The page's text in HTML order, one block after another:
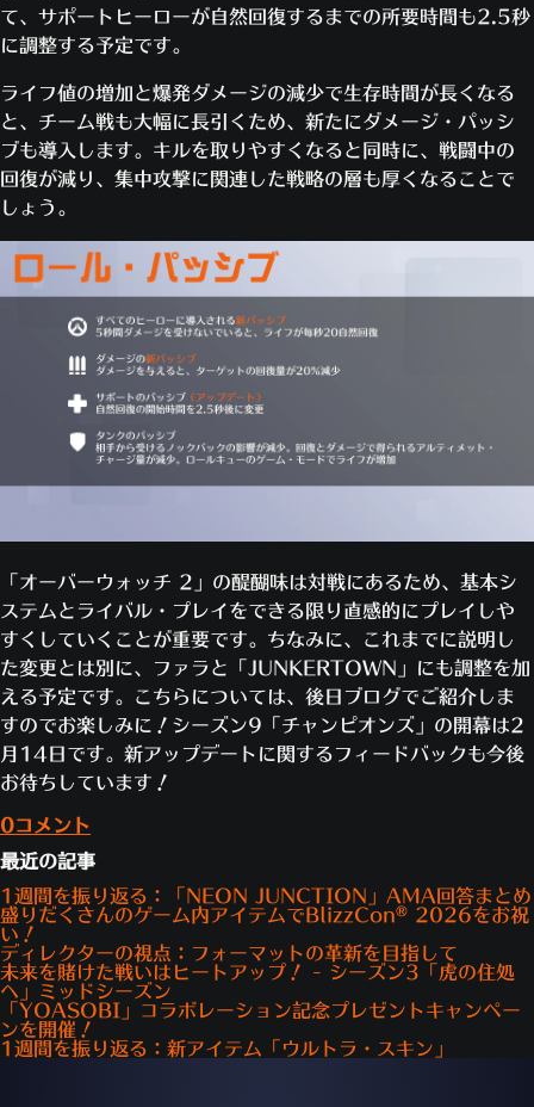
て、サポートヒーローが自然回復するまでの所要時間も2.5秒
に調整する予定です。
ライフ値の増加と爆発ダメージの減少で生存時間が長くなる
と、チーム戦も大幅に長引くため、新たにダメージ・パッシ
ブも導入します。キルを取りやすくなると同時に、戦闘中の
回復が減り、集中攻撃に関連した戦略の層も厚くなることで
しょう。
「オーバーウォッチ 2」の醍醐味は対戦にあるため、基本シ
ステムとライバル・プレイをできる限り直感的にプレイしや
すくしていくことが重要です。ちなみに、これまでに説明し
た変更とは別に、ファラと「JUNKERTOWN」にも調整を加
える予定です。こちらについては、後日ブログでご紹介しま
すのでお楽しみに！シーズン9「チャンピオンズ」の開幕は2
月14日です。新アップデートに関するフィードバックも今後
お待ちしています！
0コメント
最近の記事
1週間を振り返る：「NEON JUNCTION」AMA回答まとめ
盛りだくさんのゲーム内アイテムでBlizzCon® 2026をお祝
い！
ディレクターの視点：フォーマットの革新を目指して
未来を賭けた戦いはヒートアップ！ - シーズン3「虎の住処
へ」ミッドシーズン
「YOASOBI」コラボレーション記念プレゼントキャンペー
ンを開催！
1週間を振り返る：新アイテム「ウルトラ・スキン」